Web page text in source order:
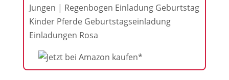
Jungen | Regenbogen Einladung Geburtstag
Kinder Pferde Geburtstagseinladung
Einladungen Rosa